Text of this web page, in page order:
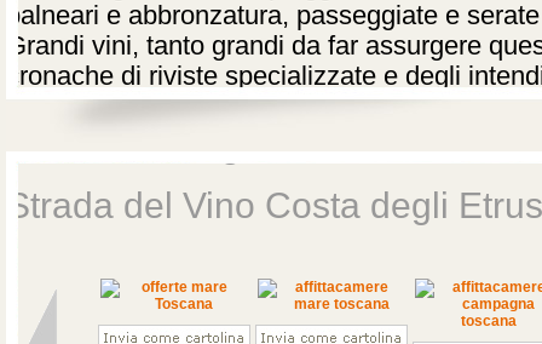
balneari e abbronzatura, passeggiate e
Grandi vini, tanto grandi da far assurgere
cronache di riviste specializzate e degli
Galleria Fotografica
Strada del Vino Costa degli